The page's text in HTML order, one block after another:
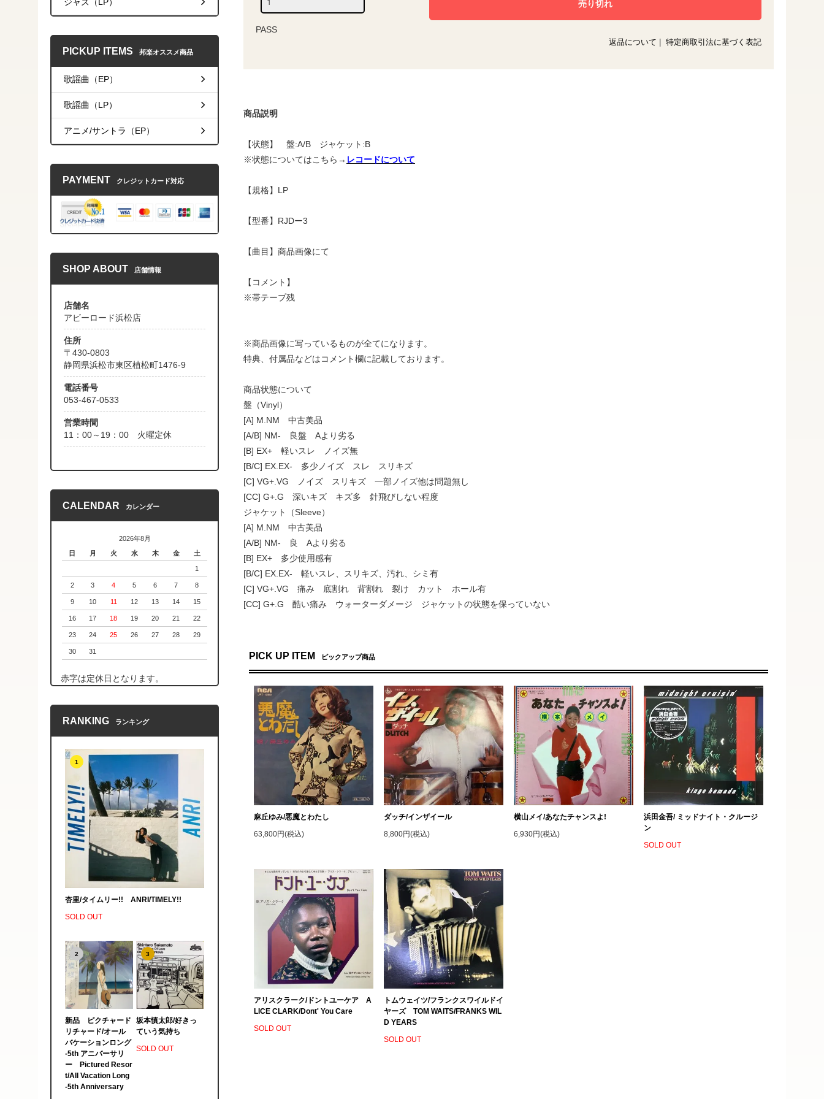
PASS
返品について 特定商取引法に基づく表記
商品説明
【状態】 盤:A/B ジャケット:B
※状態についてはこちら→ レコードについて
【規格】LP
【型番】RJDー3
【曲目】商品画像にて
【コメント】
※帯テープ残
※商品画像に写っているものが全てになります。
特典、付属品などはコメント欄に記載しております。
商品状態について
盤（Vinyl）
[A] M.NM 中古美品
[A/B] NM- 良盤 Aより劣る
[B] EX+ 軽いスレ ノイズ無
[B/C] EX.EX- 多少ノイズ スレ スリキズ
[C] VG+.VG ノイズ スリキズ 一部ノイズ他は問題無し
[CC] G+.G 深いキズ キズ多 針飛びしない程度
ジャケット（Sleeve）
[A] M.NM 中古美品
[A/B] NM- 良 Aより劣る
[B] EX+ 多少使用感有
[B/C] EX.EX- 軽いスレ、スリキズ、汚れ、シミ有
[C] VG+.VG 痛み 底割れ 背割れ 裂け カット ホール有
[CC] G+.G 酷い痛み ウォーターダメージ ジャケットの状態を保っていない
PICK UP ITEM ピックアップ商品
麻丘ゆみ/悪魔とわたし
63,800円(税込)
ダッチ/インザイール
8,800円(税込)
横山メイ/あなたチャンスよ!
6,930円(税込)
浜田金吾/ ミッドナイト・クルージ
ン
SOLD OUT
アリスクラーク/ドントユーケア A
LICE CLARK/Dont' You Care
SOLD OUT
トムウェイツ/フランクスワイルドイ
ヤーズ TOM WAITS/FRANKS WIL
D YEARS
SOLD OUT
PICKUP ITEMS 邦楽オススメ商品
歌謡曲（EP）
歌謡曲（LP）
アニメ/サントラ（EP）
PAYMENT クレジットカード対応
SHOP ABOUT 店舗情報
店舗名
アビーロード浜松店
住所
〒430-0803
静岡県浜松市東区植松町1476-9
電話番号
053-467-0533
営業時間
11：00～19：00 火曜定休
CALENDAR カレンダー
2026年8月
日
月 火 水 木 金 土
1
2 3 4 5 6 7 8
9 10 11 12 13 14 15
16 17 18 19 20 21 22
23 24 25 26 27 28 29
30 31
赤字は定休日となります。
RANKING ランキング
1
杏里/タイムリー!! ANRI/TIMELY!!
SOLD OUT
2
新品 ピクチャード
リチャード/オール
バケーションロング
-5th アニバーサリ
ー Pictured Resor
t/All Vacation Long
-5th Anniversary
3
坂本慎太郎/好きっ
ていう気持ち
SOLD OUT